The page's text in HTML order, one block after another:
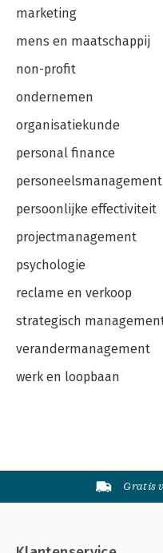
marketing
mens en maatschappij
non-profit
ondernemen
organisatiekunde
personal finance
personeelsmanagement
persoonlijke effectiviteit
projectmanagement
psychologie
reclame en verkoop
strategisch
verandermanagement
werk en loopbaan
Gratis